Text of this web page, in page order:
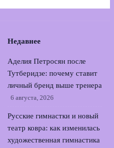
Недавнее
Аделия Петросян после
Тутберидзе: почему ставит
личный бренд выше тренера
6 августа, 2026
Русские гимнастки и новый
театр ковра: как изменилась
художественная гимнастика